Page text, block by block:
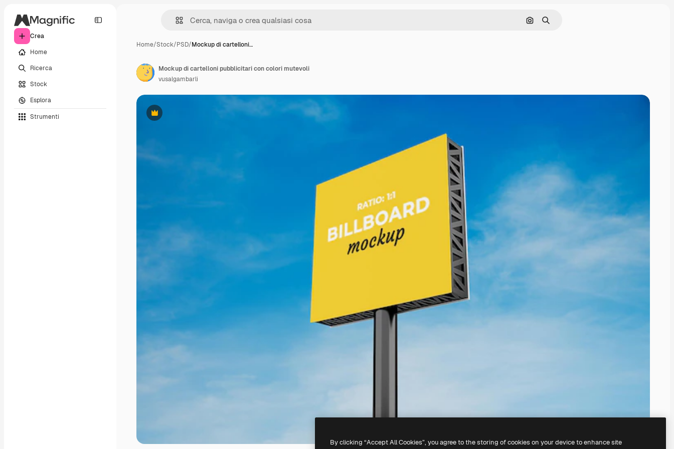
Crea
Home
Ricerca
Stock
Esplora
Strumenti
Cerca per immagine
Ricerca
Home/Stock/PSD/Mockup di cartelloni…
Premium
Mockup di cartelloni pubblicitari con colori mutevoli
vusalgambarli
By clicking “Accept All Cookies”, you agree to the storing of cookies on your device to enhance site